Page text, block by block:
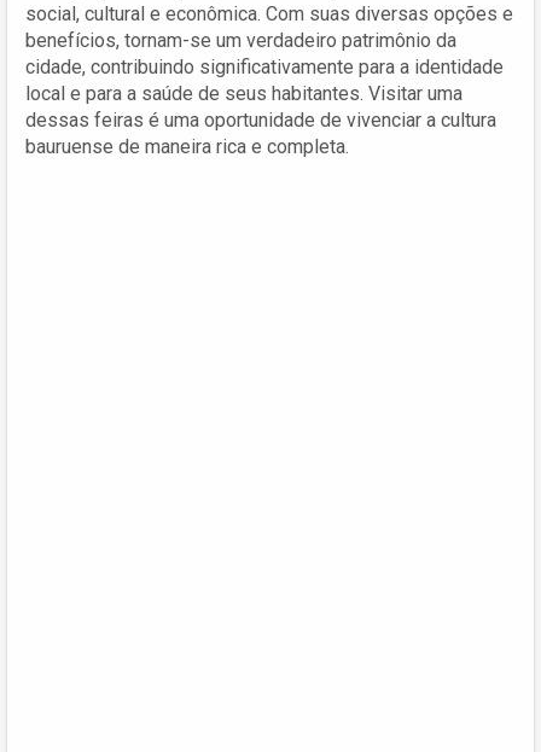
social, cultural e econômica. Com suas diversas opções e
benefícios, tornam-se um verdadeiro patrimônio da
cidade, contribuindo significativamente para a identidade
local e para a saúde de seus habitantes. Visitar uma
dessas feiras é uma oportunidade de vivenciar a cultura
bauruense de maneira rica e completa.